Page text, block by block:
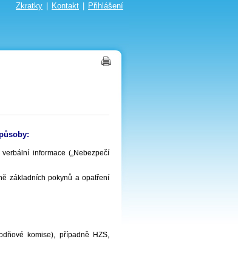
Zkratky Kontakt Přihlášení
informace („Nebezpečí
základních pokynů a opatření
komise), případně HZS,